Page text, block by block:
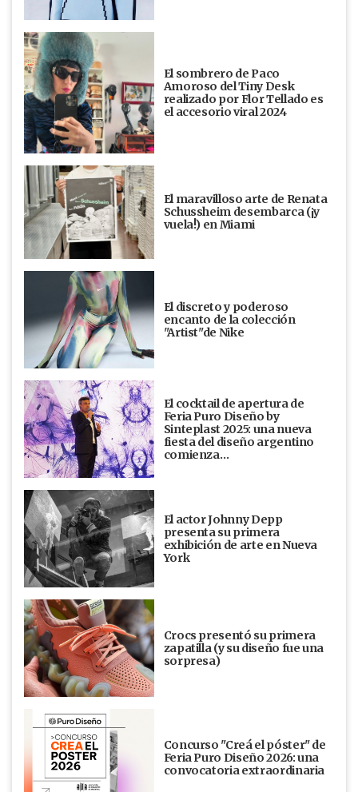
El sombrero de Paco
Amoroso del Tiny Desk
realizado por Flor Tellado es
el accesorio viral 2024
El maravilloso arte de Renata
Schussheim desembarca (¡y
vuela!) en Miami
El discreto y poderoso
encanto de la colección
"Artist"de Nike
El cocktail de apertura de
Feria Puro Diseño by
Sinteplast 2025: una nueva
fiesta del diseño argentino
comienza…
El actor Johnny Depp
presenta su primera
exhibición de arte en Nueva
York
Crocs presentó su primera
zapatilla (y su diseño fue una
sorpresa)
Concurso "Creá el póster" de
Feria Puro Diseño 2026: una
convocatoria extraordinaria